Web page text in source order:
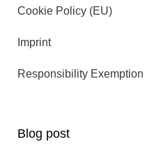
Cookie Policy (EU)
Imprint
Responsibility Exemption
Blog post